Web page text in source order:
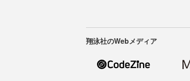
翔泳社のWebメディア